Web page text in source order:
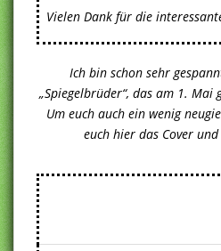
Vielen Dank für die
Ich bin schon sehr
„Spiegelbrüder“, das am 1. Mai
Um euch auch ein wenig
euch hier das Cover